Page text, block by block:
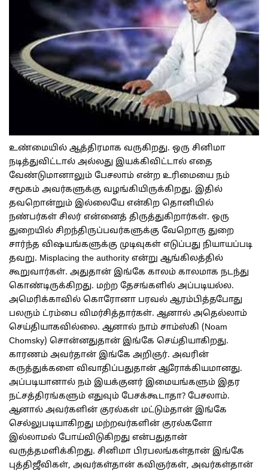
உண்மையில் ஆத்திரமாக வருகிறது. ஒரு சினிமா
நடித்துவிட்டால் அல்லது இயக்கிவிட்டால் எதை
வேண்டுமானாலும் பேசலாம் என்ற உரிமையை நம்
சமூகம் அவர்களுக்கு வழங்கியிருக்கிறது. இதில்
தவறொன்றும் இல்லையே என்கிற தொனியில்
நண்பர்கள் சிலர் என்னைத் திருத்துகிறார்கள். ஒரு
துறையில் சிறந்திருப்பவர்களுக்கு வேறொரு துறை
சார்ந்த விஷயங்களுக்கு முடிவுகள் எடுப்பது நியாயப்படி
தவறு. Misplacing the authority என்று ஆங்கிலத்தில்
கூறுவார்கள். அதுதான் இங்கே காலம் காலமாக நடந்து
கொண்டிருக்கிறது. மற்ற தேசங்களில் அப்படியல்ல.
அமெரிக்காவில் கொரோனா பரவல் ஆரம்பித்தபோது
பலரும் ட்ரம்பை விமர்சித்தார்கள். ஆனால் அதெல்லாம்
செய்தியாகவில்லை. ஆனால் நாம் சாம்ஸ்கி (Noam
Chomsky) சொன்னதுதான் இங்கே செய்தியாகிறது.
காரணம் அவர்தான் இங்கே அறிஞர். அவரின்
கருத்துக்களை விவாதிப்பதுதான் ஆரோக்கியமானது.
அப்படியானால் நம் இயக்குனர் இமையங்களும் இதர
நட்சத்திரங்களும் எதுவும் பேசக்கூடாதா? பேசலாம்.
ஆனால் அவர்களின் குரல்கள் மட்டும்தான் இங்கே
செல்லுபடியாகிறது மற்றவர்களின் குரல்களோ
இல்லாமல் போய்விடுகிறது என்பதுதான்
வருத்தமளிக்கிறது. சினிமா பிரபலங்கள்தான் இங்கே
புத்திஜீவிகள், அவர்கள்தான் கவிஞர்கள், அவர்கள்தான்